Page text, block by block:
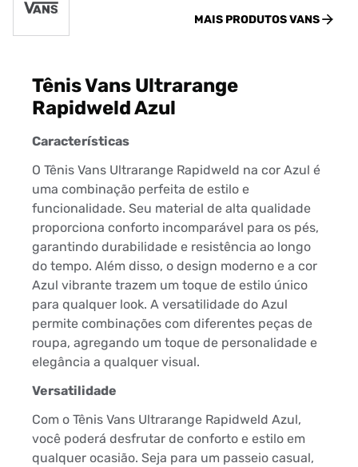
MAIS PRODUTOSVANS
Tênis Vans Ultrarange
Rapidweld Azul
Características
O Tênis Vans Ultrarange Rapidweld na cor Azul é
uma combinação perfeita de estilo e
funcionalidade. Seu material de alta qualidade
proporciona conforto incomparável para os pés,
garantindo durabilidade e resistência ao longo
do tempo. Além disso, o design moderno e a cor
Azul vibrante trazem um toque de estilo único
para qualquer look. A versatilidade do Azul
permite combinações com diferentes peças de
roupa, agregando um toque de personalidade e
elegância a qualquer visual.
Versatilidade
Com o Tênis Vans Ultrarange Rapidweld Azul,
você poderá desfrutar de conforto e estilo em
qualquer ocasião. Seja para um passeio casual,